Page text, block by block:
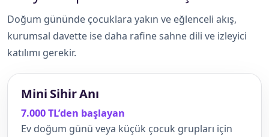
Doğum gününde çocuklara yakın ve eğlenceli akış,
kurumsal davette ise daha rafine sahne dili ve izleyici
katılımı gerekir.
Mini Sihir Anı
7.000 TL’den başlayan
Ev doğum günü veya küçük çocuk grupları için